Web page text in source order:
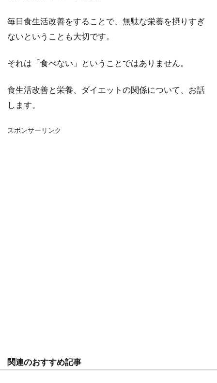
毎日食生活改善をすることで、無駄な栄養を摂りすぎ
ないということも大切です。
それは「食べない」ということではありません。
食生活改善と栄養、ダイエットの関係について、お話
します。
スポンサーリンク
関連のおすすめ記事